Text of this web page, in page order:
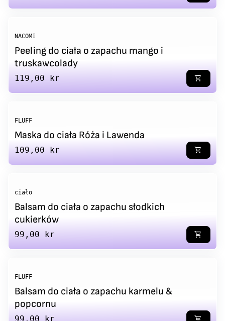
NACOMI
Peeling do ciała o zapachu mango i
truskawcolady
Regular price
119,00 kr shopping_cart
FLUFF
Maska do ciała Róża i Lawenda
Regular price
109,00 kr shopping_cart
ciało
Balsam do ciała o zapachu słodkich
cukierków
Regular price
99,00 kr shopping_cart
FLUFF
Balsam do ciała o zapachu karmelu &
popcornu
Regular price
99,00 kr shopping_cart